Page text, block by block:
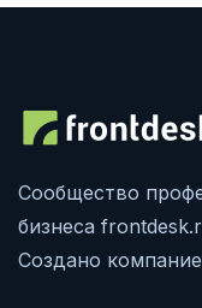
Сообщество
бизнеса
Создано